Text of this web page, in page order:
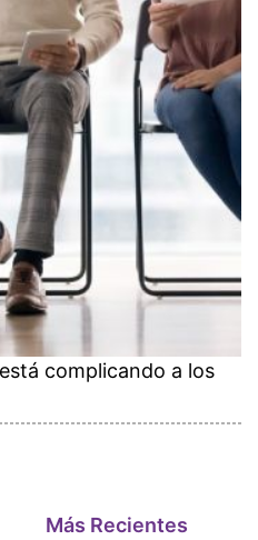
complicando a los
Más Recientes